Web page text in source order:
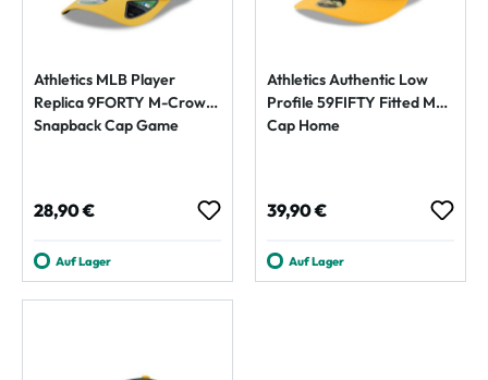
Athletics MLB Player
Replica 9FORTY M-Crown
Snapback Cap Game
Regulärer Preis:
28,90 €
Auf Lager
Athletics Authentic Low
Profile 59FIFTY Fitted MLB
Cap Home
Regulärer Preis:
39,90 €
Auf Lager